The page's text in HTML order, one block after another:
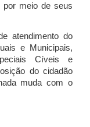
por meio de seus
atendimento do
e Municipais,
Cíveis e
do cidadão
muda com o